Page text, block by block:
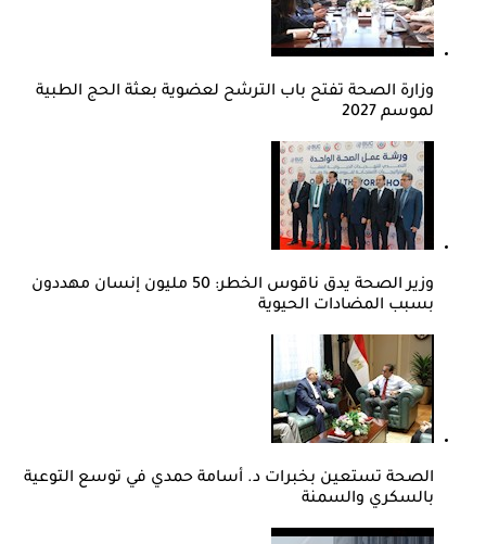
وزارة الصحة تفتح باب الترشح لعضوية بعثة الحج الطبية
لموسم 2027
وزير الصحة يدق ناقوس الخطر: 50 مليون إنسان مهددون
بسبب المضادات الحيوية
الصحة تستعين بخبرات د. أسامة حمدي في توسع التوعية
بالسكري والسمنة